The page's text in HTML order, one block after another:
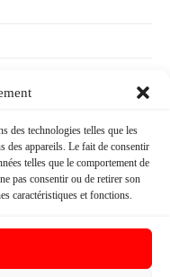
des technologies telles que les
des appareils. Le fait de consentir
telles que le comportement de
pas consentir ou de retirer son
caractéristiques et fonctions.